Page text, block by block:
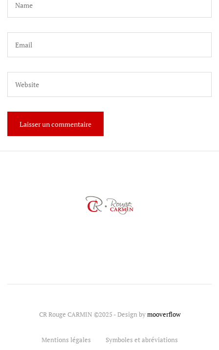
CR Rouge CARMIN ©2025 - Design bymooverflow
Mentions légales Symboles et abréviations